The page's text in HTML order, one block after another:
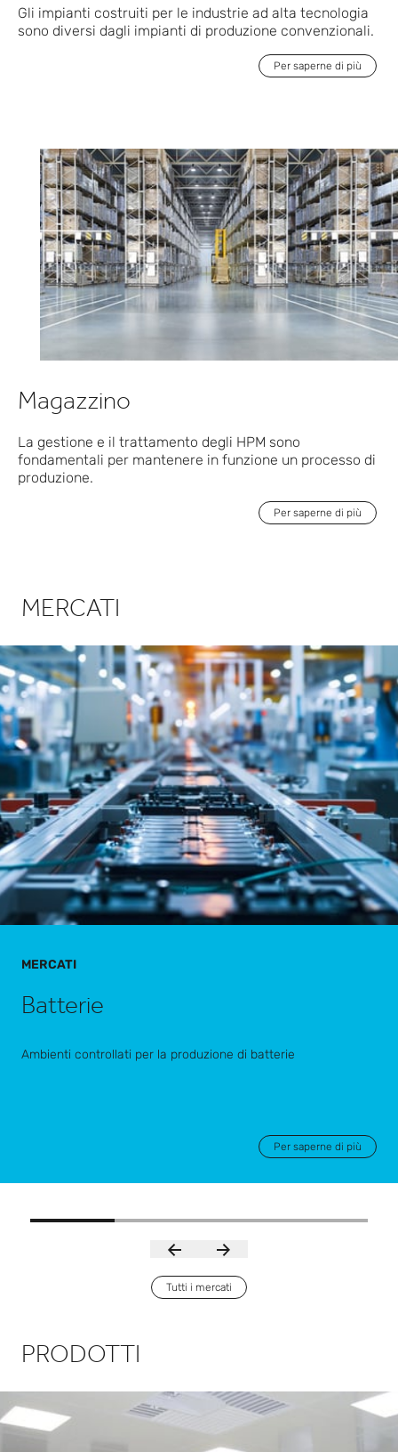
Gli impianti costruiti per le industrie ad alta tecnologia
sono diversi dagli impianti di produzione convenzionali.
Per saperne di più
Magazzino
La gestione e il trattamento degli HPM sono
fondamentali per mantenere in funzione un processo di
produzione.
Per saperne di più
MERCATI
MERCATI
Batterie
Ambienti controllati per la produzione di batterie
Per saperne di più
Tutti i mercati
PRODOTTI